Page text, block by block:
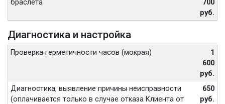
браслета
700
руб.
Диагностика и настройка
Проверка герметичности часов (мокрая)
1
600
руб.
Диагностика, выявление причины неисправности
(оплачивается только в случае отказа Клиента от
650
руб.